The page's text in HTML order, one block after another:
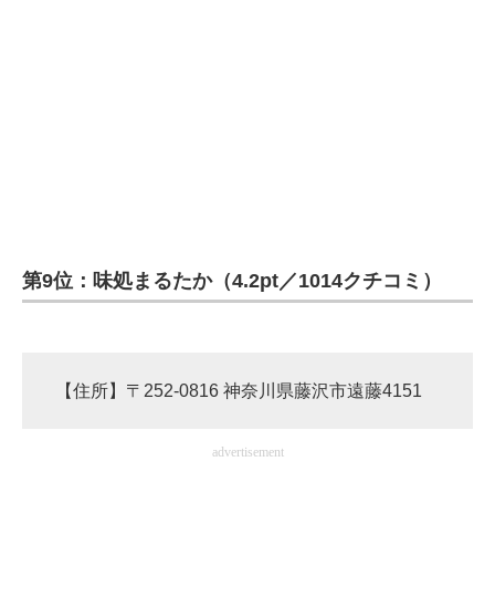
第9位：味処まるたか（4.2pt／1014クチコミ）
【住所】〒252-0816 神奈川県藤沢市遠藤4151
advertisement